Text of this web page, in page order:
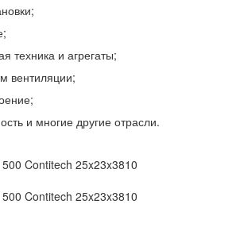
техника и агрегаты;
вентиляции;
и многие другие отрасли.
Contitech 25x23x3810
Contitech 25x23x3810